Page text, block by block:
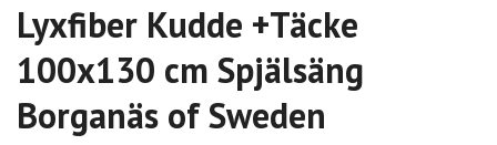
Lyxfiber Kudde +Täcke
100x130 cm Spjälsäng
Borganäs of Sweden